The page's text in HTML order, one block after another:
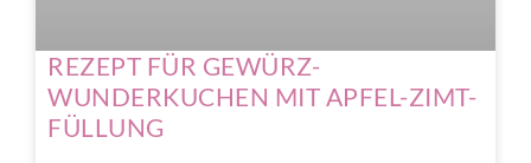
REZEPT FÜR GEWÜRZ-
WUNDERKUCHEN MIT APFEL-ZIMT-
FÜLLUNG